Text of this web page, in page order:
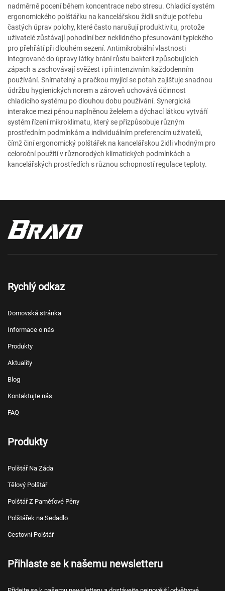
nadměrně pocení během koncentrace nebo stresu. Chladicí systém
ergonomického polštářku na kancelářskou židli snižuje potřebu
častých úprav polohy, které často narušují produktivitu, protože
uživatelé zůstávají pohodlní bez neklidného přesunování typického
pro přehřátí při dlouhém sezení. Antimikrobiální vlastnosti
integrované do úpravy látky brání růstu bakterií způsobujících
zápach a zachovávají svěžest i při intenzivním každodenním
používání. Snímatelný a pračkou myjící se potah zajišťuje snadnou
údržbu hygienických norem a zároveň uchovává účinnost
chladicího systému po dlouhou dobu používání. Synergická
interakce mezi pěnou naplněnou želelem a dýchací látkou vytváří
systém řízení mikroklimatu, který se přizpůsobuje různým
prostředním podmínkám a individuálním preferencím uživatelů,
čímž činí ergonomický polštářek na kancelářskou židli vhodným pro
celoroční použití v různorodých klimatických podmínkách a
kancelářských prostředích s různou schopností regulace teploty.
Rychlý odkaz
Domovská stránka
Informace o nás
Produkty
Aktuality
Blog
Kontaktujte nás
FAQ
Produkty
Polštář Na Záda
Tělový Polštář
Polštář Z Paměťové Pěny
Polštářek na Sedadlo
Cestovní Polštář
Přihlaste se k našemu newsletteru